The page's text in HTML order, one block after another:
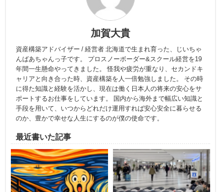
加賀大貴
資産構築アドバイザー / 経営者 北海道で生まれ育った、じいちゃ
んばあちゃんっ子です。 プロスノーボーダー&スクール経営を19
年間一生懸命やってきました。 怪我や疲労が重なり、セカンドキ
ャリアと向き合った時、資産構築を人一倍勉強しました。 その時
に得た知識と経験を活かし、現在は働く日本人の将来の安心をサ
ポートするお仕事をしています。 国内から海外まで幅広い知識と
手段を用いて、いつからどれだけ運用すれば安心安全に暮らせる
のか、豊かで幸せな人生にするのが僕の使命です。
最近書いた記事